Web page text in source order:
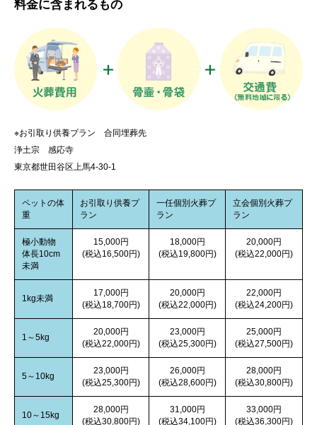
料金に含まれるもの
※お引取り供養プラン 合同埋葬先
浄土宗 感応寺
東京都世田谷区上馬4-30-1
ペットの体
重
お引取り供養プ
ラン
一任個別火葬プ
ラン
立会個別火葬プ
ラン
極小動物
体長10cm
未満
15,000円
(税込16,500円)
18,000円
(税込19,800円)
20,000円
(税込22,000円)
1kg未満
17,000円
(税込18,700円)
20,000円
(税込22,000円)
22,000円
(税込24,200円)
1～5kg
20,000円
(税込22,000円)
23,000円
(税込25,300円)
25,000円
(税込27,500円)
5～10kg
23,000円
(税込25,300円)
26,000円
(税込28,600円)
28,000円
(税込30,800円)
10～15kg
28,000円
(税込30,800円)
31,000円
(税込34,100円)
33,000円
(税込36,300円)